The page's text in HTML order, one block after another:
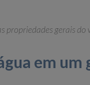
gerais do
em um